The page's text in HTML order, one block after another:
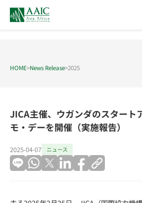
HOME>News Release>2025
JICA主催、ウガンダのスタート
モ・デーを開催（実施報告）
2025-04-07 ニュース